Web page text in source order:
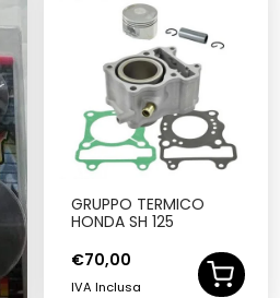
GRUPPO TERMICO
HONDA SH 125
€70,00
IVA Inclusa